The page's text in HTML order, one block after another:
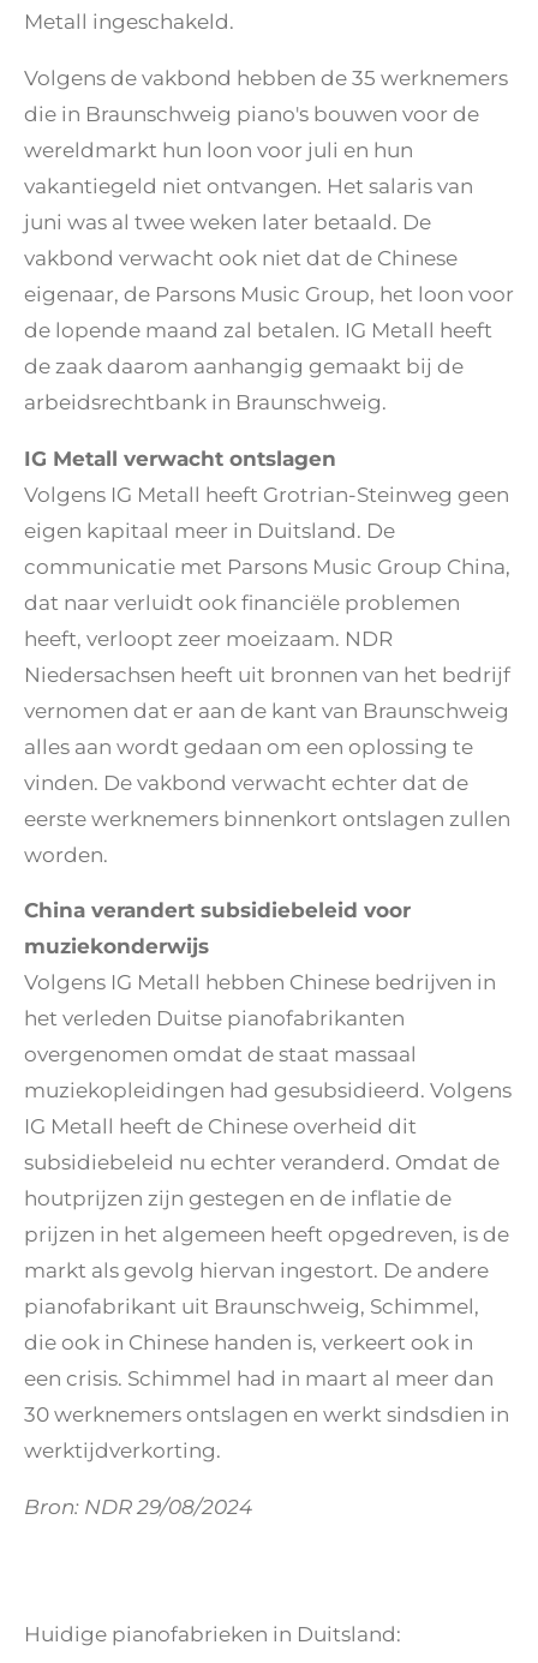
Metall ingeschakeld.
Volgens de vakbond hebben de 35 werknemers
die in Braunschweig piano's bouwen voor de
wereldmarkt hun loon voor juli en hun
vakantiegeld niet ontvangen. Het salaris van
juni was al twee weken later betaald. De
vakbond verwacht ook niet dat de Chinese
eigenaar, de Parsons Music Group, het loon voor
de lopende maand zal betalen. IG Metall heeft
de zaak daarom aanhangig gemaakt bij de
arbeidsrechtbank in Braunschweig.
IG Metall verwacht ontslagen
Volgens IG Metall heeft Grotrian-Steinweg geen
eigen kapitaal meer in Duitsland. De
communicatie met Parsons Music Group China,
dat naar verluidt ook financiële problemen
heeft, verloopt zeer moeizaam. NDR
Niedersachsen heeft uit bronnen van het bedrijf
vernomen dat er aan de kant van Braunschweig
alles aan wordt gedaan om een oplossing te
vinden. De vakbond verwacht echter dat de
eerste werknemers binnenkort ontslagen zullen
worden.
China verandert subsidiebeleid voor
muziekonderwijs
Volgens IG Metall hebben Chinese bedrijven in
het verleden Duitse pianofabrikanten
overgenomen omdat de staat massaal
muziekopleidingen had gesubsidieerd. Volgens
IG Metall heeft de Chinese overheid dit
subsidiebeleid nu echter veranderd. Omdat de
houtprijzen zijn gestegen en de inflatie de
prijzen in het algemeen heeft opgedreven, is de
markt als gevolg hiervan ingestort. De andere
pianofabrikant uit Braunschweig, Schimmel,
die ook in Chinese handen is, verkeert ook in
een crisis. Schimmel had in maart al meer dan
30 werknemers ontslagen en werkt sindsdien in
werktijdverkorting.
Bron: NDR 29/08/2024
Huidige pianofabrieken in Duitsland: